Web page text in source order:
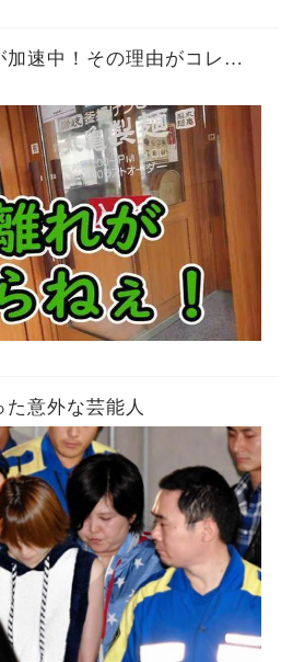
加速中！その理由がコレ…
意外な芸能人